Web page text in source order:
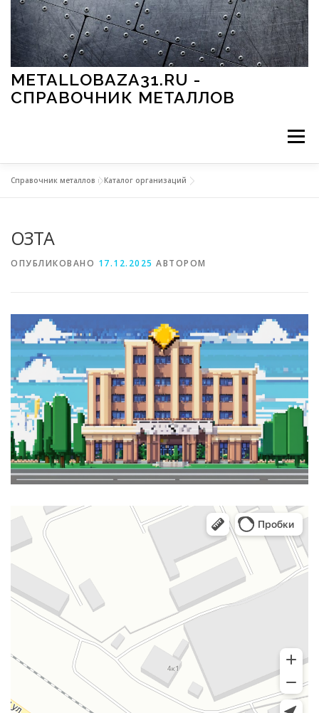
Перейти к содержимому
METALLOBAZA31.RU -
СПРАВОЧНИК МЕТАЛЛОВ
Меню
МЕТАЛЛЫ И ОКРУЖАЮЩАЯ СРЕДА
СВОЙСТВА МЕТАЛЛОВ СОРТА МЕТАЛЛОВ
СТАТЬИ
Справочник металлов »Каталог организаций
ОЗТА
ОПУБЛИКОВАНО 17.12.2025 АВТОРОМ